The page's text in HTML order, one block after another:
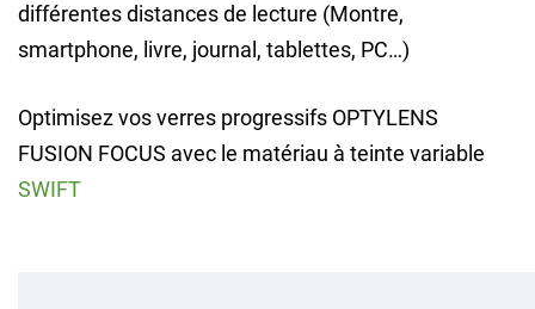
différentes distances de lecture (Montre,
smartphone, livre, journal, tablettes, PC…)
Optimisez vos verres progressifs OPTYLENS
FUSION FOCUS avec le matériau à teinte variable
SWIFT